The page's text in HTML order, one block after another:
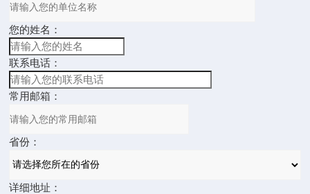
您的姓名：
联系电话：
常用邮箱：
省份：
详细地址：